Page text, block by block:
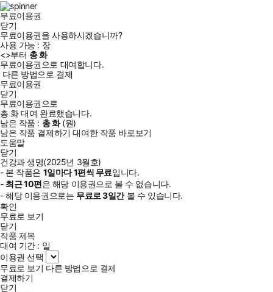
무료이용권
닫기
무료이용권을 사용하시겠습니까?
사용 가능 : 장
<>부터 총화
무료이용권으로 대여합니다.
다른 방법으로 결제
무료이용권
닫기
무료이용권으로
총 화대여 완료했습니다.
남은 작품 : 총화(원)
남은 작품 결제하기 대여한 작품 바로보기
도움말
닫기
건강과 생명(2025년 3월호)
- 본 작품은 1일마다1편씩 무료입니다.
- 최근10편은 해당 이용권으로 볼 수 없습니다.
- 해당 이용권으로는 무료로3일간볼 수 있습니다.
확인
무료로 보기
닫기
작품 제목
대여 기간 : 일
이용권 선택
무료로 보기 다른 방법으로 결제
결제하기
닫기